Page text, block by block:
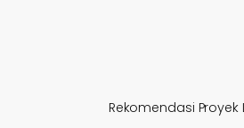
Rekomendasi Proyek